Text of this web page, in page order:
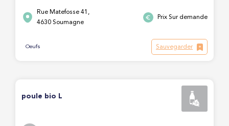
Rue Matefosse 41,
4630 Soumagne
Prix Sur demande
Oeufs Sauvegarder
poule bio L